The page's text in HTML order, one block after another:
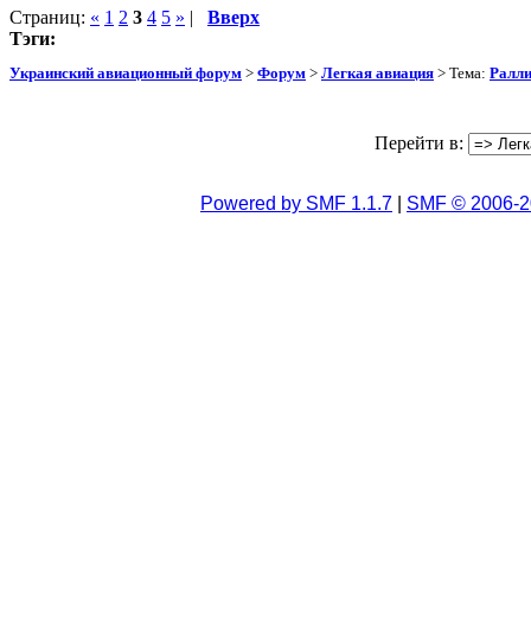
Страниц: « 1 2 3 4 5 » | Вверх
Тэги:
Украинский авиационный форум > Форум > Легкая авиация > Тема:
Перейти в:
Powered by SMF 1.1.7 SMF © 2006-